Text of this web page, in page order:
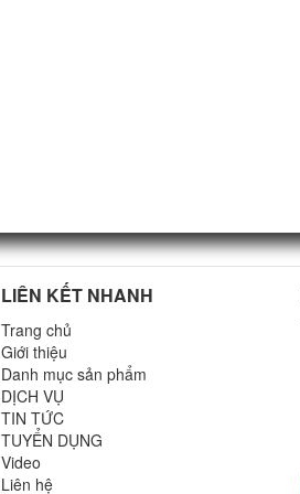
LIÊN KẾT NHANH
Trang chủ
Giới thiệu
Danh mục sản phẩm
DỊCH VỤ
TIN TỨC
TUYỂN DỤNG
Video
Liên hệ